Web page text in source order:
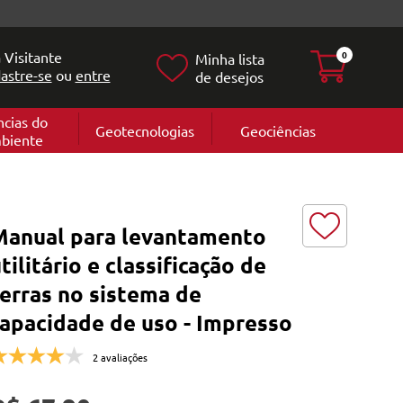
Visitante
se ou entre
Minha lista
de desejos
0
do
Geociências
Geologia
Geotecnologias
para levantamento
e classificação de
no sistema de
de uso - Impresso
2 avaliações